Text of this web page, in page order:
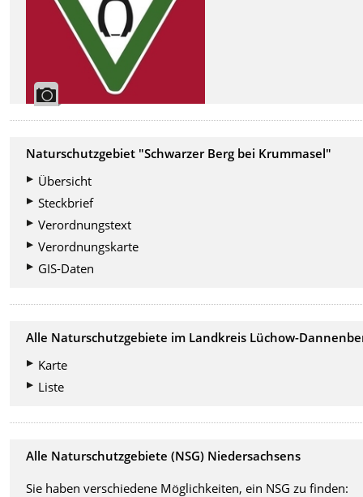
Naturschutzgebiet "Schwarzer Berg bei Krummasel"
Übersicht
Steckbrief
Verordnungstext
Verordnungskarte
GIS-Daten
Alle Naturschutzgebiete im Landkreis Lüchow-
Karte
Liste
Alle Naturschutzgebiete (NSG) Niedersachsens
Sie haben verschiedene Möglichkeiten, ein NSG zu finden: